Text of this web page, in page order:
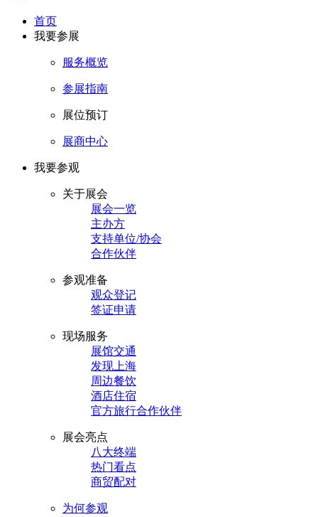
首页
我要参展
服务概览
参展指南
展位预订
展商中心
我要参观
关于展会
展会一览
主办方
支持单位/协会
合作伙伴
参观准备
观众登记
签证申请
现场服务
展馆交通
发现上海
周边餐饮
酒店住宿
官方旅行合作伙伴
展会亮点
八大终端
热门看点
商贸配对
为何参观